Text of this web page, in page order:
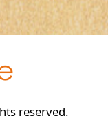
reserved.